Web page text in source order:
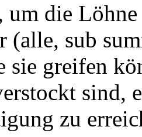
um die
(alle, sub
sie greifen
sind,
zu